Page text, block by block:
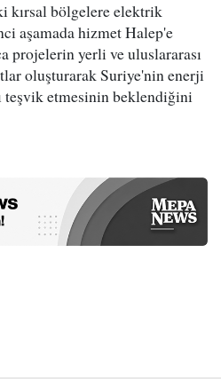
kırsal bölgelere elektrik
aşamada hizmet Halep'e
projelerin yerli ve uluslararası
oluşturarak Suriye'nin enerji
teşvik etmesinin beklendiğini